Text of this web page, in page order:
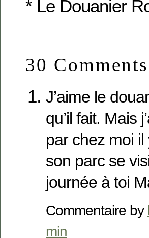
* Le Douanier
30 Comments
J’aime le
qu’il fait. Mais
par chez moi
son parc se
journée à toi
Commentaire by
min